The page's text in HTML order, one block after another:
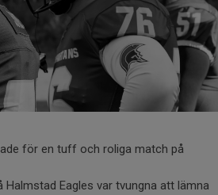
för en tuff och roliga match på
Eagles var tvungna att lämna